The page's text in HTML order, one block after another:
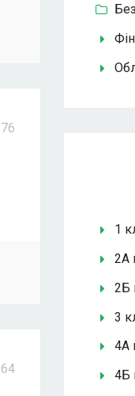
76
64
1
2А
2Б
3
4А
4Б